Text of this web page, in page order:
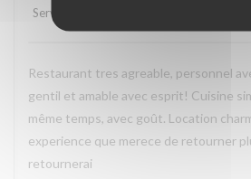
Service
Restaurant tres agreable, personnel
gentil et amable avec esprit! Cuisine
même temps, avec goût. Location
experience que merece de retourner
retournerai